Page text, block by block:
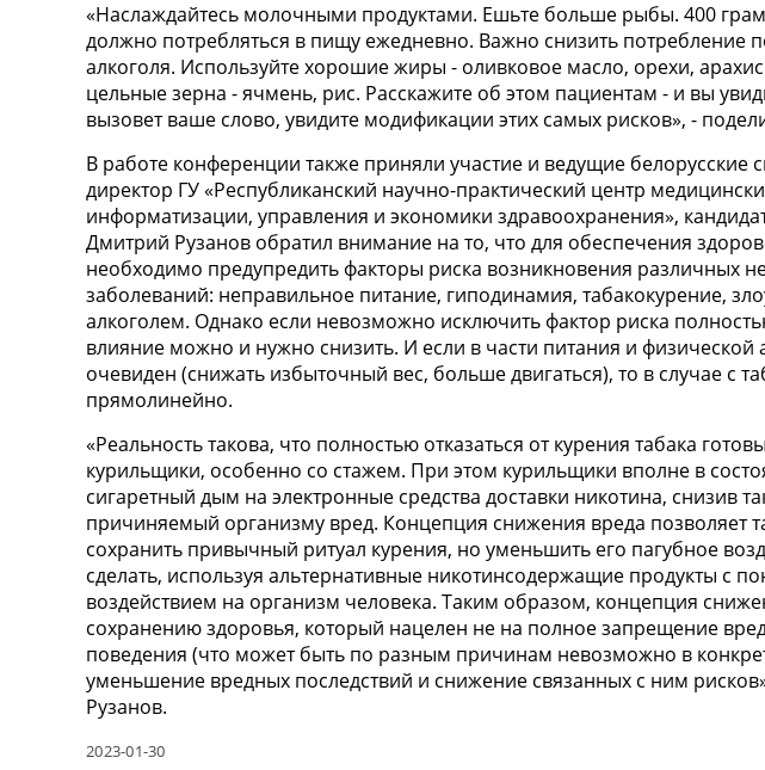
«Наслаждайтесь молочными продуктами. Ешьте больше рыбы. 400
должно потребляться в пищу ежедневно. Важно снизить потребление
алкоголя. Используйте хорошие жиры - оливковое масло, орехи,
цельные зерна - ячмень, рис. Расскажите об этом пациентам - и вы
вызовет ваше слово, увидите модификации этих самых рисков», -
В работе конференции также приняли участие и ведущие белорусские
директор ГУ «Республиканский научно-практический центр
информатизации, управления и экономики здравоохранения»,
Дмитрий Рузанов обратил внимание на то, что для обеспечения
необходимо предупредить факторы риска возникновения различных
заболеваний: неправильное питание, гиподинамия, табакокурение,
алкоголем. Однако если невозможно исключить фактор риска
влияние можно и нужно снизить. И если в части питания и физической
очевиден (снижать избыточный вес, больше двигаться), то в случае с
прямолинейно.
«Реальность такова, что полностью отказаться от курения табака
курильщики, особенно со стажем. При этом курильщики вполне в
сигаретный дым на электронные средства доставки никотина, снизив
причиняемый организму вред. Концепция снижения вреда позволяет
сохранить привычный ритуал курения, но уменьшить его пагубное
сделать, используя альтернативные никотинсодержащие продукты с
воздействием на организм человека. Таким образом, концепция
сохранению здоровья, который нацелен не на полное запрещение
поведения (что может быть по разным причинам невозможно в
уменьшение вредных последствий и снижение связанных с ним
Рузанов.
2023-01-30